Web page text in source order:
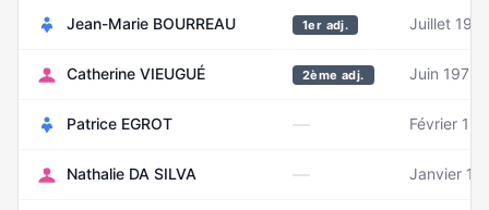
Jean-Marie BOURREAU 1er adj. Juillet
Catherine VIEUGUÉ 2ème adj. Juin 1971
Patrice EGROT — Février
Nathalie DA SILVA — Janvier